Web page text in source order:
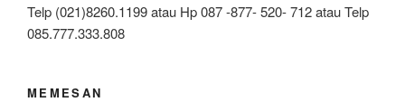
Telp (021)8260.1199 atau Hp 087 -877- 520- 712 atau Telp
085.777.333.808
MEMESAN